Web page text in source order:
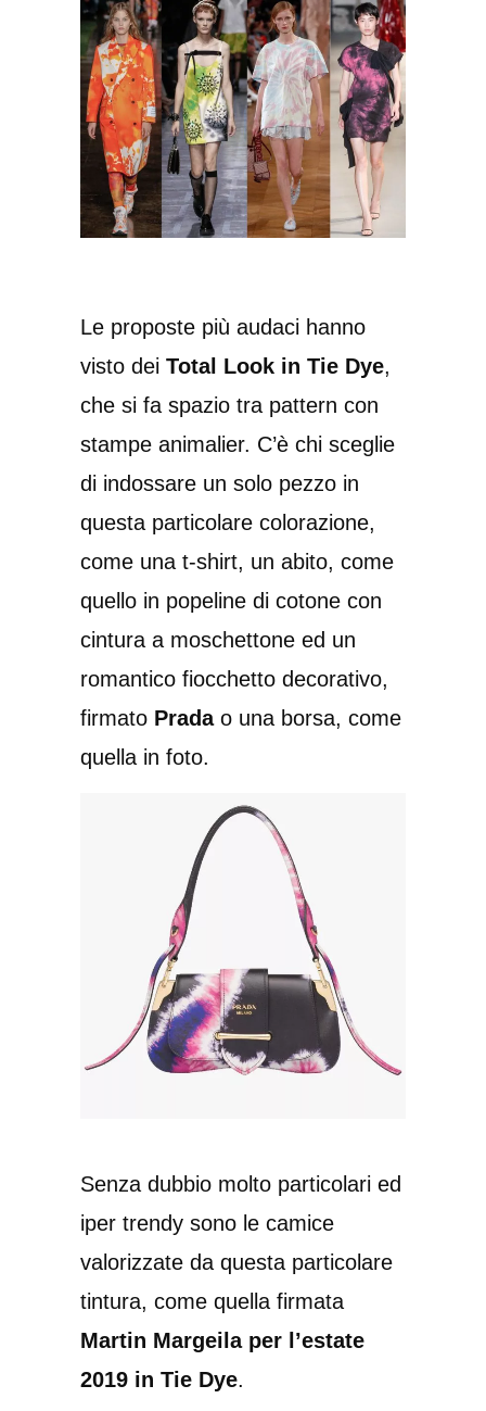
Le proposte più audaci hanno
visto dei Total Look in Tie Dye,
che si fa spazio tra pattern con
stampe animalier. C’è chi sceglie
di indossare un solo pezzo in
questa particolare colorazione,
come una t-shirt, un abito, come
quello in popeline di cotone con
cintura a moschettone ed un
romantico fiocchetto decorativo,
firmato Pradao una borsa, come
quella in foto.
Senza dubbio molto particolari ed
iper trendy sono le camice
valorizzate da questa particolare
tintura, come quella firmata
Martin Margeila per l’estate
2019 in Tie Dye.